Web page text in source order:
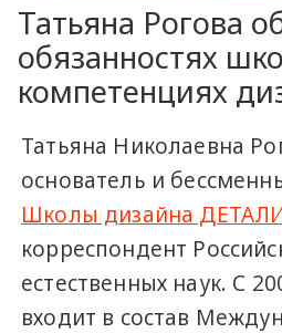
Татьяна Рогова
обязанностях
компетенциях
Татьяна Николаевна
основатель и
Школы дизайна
корреспондент
естественных наук. С
входит в состав